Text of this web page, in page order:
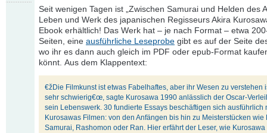
Seit wenigen Tagen ist „Zwischen Samurai und Helden des
Leben und Werk des japanischen Regisseurs Akira
Ebook erhältlich! Das Werk hat – je nach Format – etwa
Seiten, eine ausführliche Leseprobe gibt es auf der Seite
wo ihr es dann auch gleich im PDF oder epub-Format
könnt. Aus dem Klappentext:
€žDie Filmkunst ist etwas Fabelhaftes, aber ihr Wesen zu verstehen
sehr schwierig€œ, sagte Kurosawa 1990 anlässlich der Oscar-
sein Lebenswerk. 30 fundierte Essays beschäftigen sich ausführlich
Kurosawas Filmen: von den Anfängen bis hin zu Meisterstücken wie
Samurai, Rashomon oder Ran. Hier erfährt der Leser, wie